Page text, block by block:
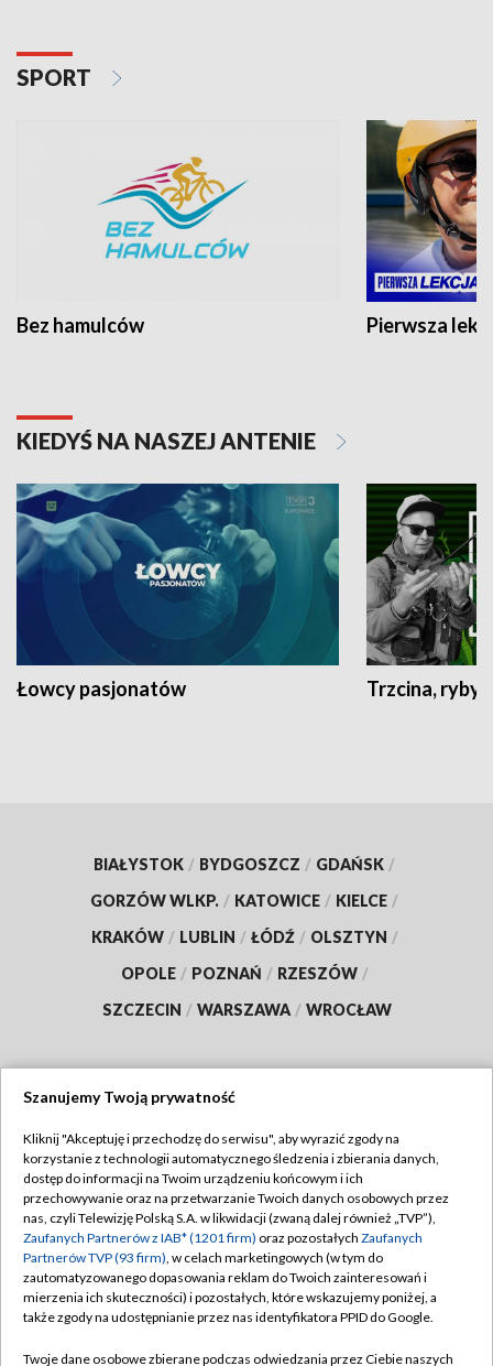
SPORT
Bez hamulców Pierwsza
KIEDYŚ NA NASZEJ ANTENIE
Łowcy pasjonatów Trzcina, ryby
BIAŁYSTOK / BYDGOSZCZ / GDAŃSK /
GORZÓW WLKP. / KATOWICE / KIELCE /
KRAKÓW / LUBLIN / ŁÓDŹ / OLSZTYN /
OPOLE / POZNAŃ / RZESZÓW /
SZCZECIN / WARSZAWA / WROCŁAW
TVP
Abonament TVP
Emisja w TVP
Centrum informacji TVP
Naziemna Telewizja Cyfrowa
Regulamin TVP
Polityka prywatności
Moje zgody
Pomoc
Szanujemy Twoją prywatność
Kliknij "Akceptuję i przechodzę do serwisu", aby wyrazić zgody na
korzystanie z technologii automatycznego śledzenia i zbierania danych,
dostęp do informacji na Twoim urządzeniu końcowym i ich
przechowywanie oraz na przetwarzanie Twoich danych osobowych przez
nas, czyli Telewizję Polską S.A. w likwidacji (zwaną dalej również „TVP”),
Zaufanych Partnerów z IAB* (1201 firm) oraz pozostałych Zaufanych
Partnerów TVP (93 firm), w celach marketingowych (w tym do
zautomatyzowanego dopasowania reklam do Twoich zainteresowań i
mierzenia ich skuteczności) i pozostałych, które wskazujemy poniżej, a
także zgody na udostępnianie przez nas identyfikatora PPID do Google.
Twoje dane osobowe zbierane podczas odwiedzania przez Ciebie naszych